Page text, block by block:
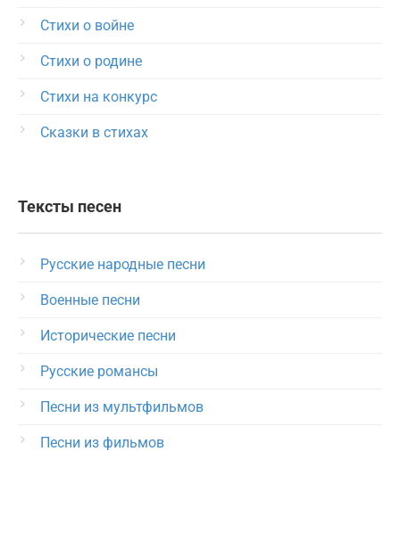
Стихи о войне
Стихи о родине
Стихи на конкурс
Сказки в стихах
Тексты песен
Русские народные песни
Военные песни
Исторические песни
Русские романсы
Песни из мультфильмов
Песни из фильмов